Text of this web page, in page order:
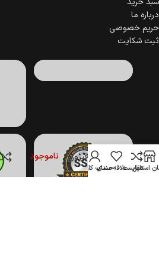
درباره ما
حریم خصوصی
ثبت شکایت
نگین تک فیروزه ناموجود
استایلمقایسهعلاقه مندی
حساب کاربری